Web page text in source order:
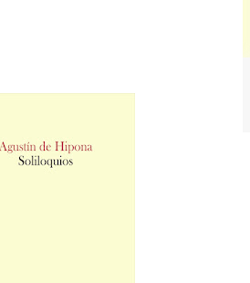
lecturas)